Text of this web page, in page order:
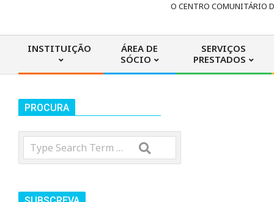
e
n
t
r
O CENTRO COMUNITÁRIO
INSTITUIÇÃO
ÁREA DE
SÓCIO
SERVIÇOS
PRESTADOS
PROCURA
Search